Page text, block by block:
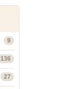
9
136
27